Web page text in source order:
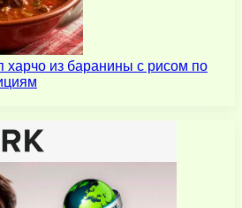
харчо из баранины с рисом по